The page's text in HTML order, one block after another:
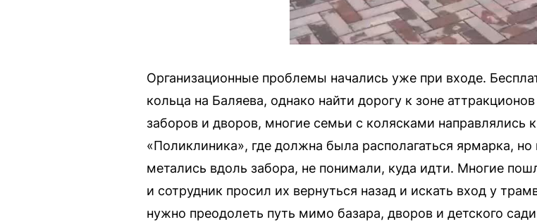
Организационные проблемы начались уже при входе.
кольца на Баляева, однако найти дорогу к зоне
заборов и дворов, многие семьи с колясками направлялись
«Поликлиника», где должна была располагаться ярмарка,
метались вдоль забора, не понимали, куда идти. Многие
и сотрудник просил их вернуться назад и искать вход у
нужно преодолеть путь мимо базара, дворов и детского